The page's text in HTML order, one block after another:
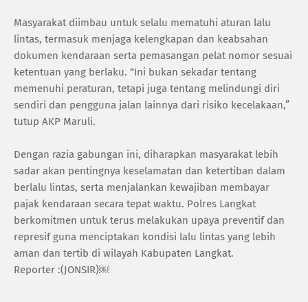
Masyarakat diimbau untuk selalu mematuhi aturan lalu
lintas, termasuk menjaga kelengkapan dan keabsahan
dokumen kendaraan serta pemasangan pelat nomor sesuai
ketentuan yang berlaku. “Ini bukan sekadar tentang
memenuhi peraturan, tetapi juga tentang melindungi diri
sendiri dan pengguna jalan lainnya dari risiko kecelakaan,”
tutup AKP Maruli.
Dengan razia gabungan ini, diharapkan masyarakat lebih
sadar akan pentingnya keselamatan dan ketertiban dalam
berlalu lintas, serta menjalankan kewajiban membayar
pajak kendaraan secara tepat waktu. Polres Langkat
berkomitmen untuk terus melakukan upaya preventif dan
represif guna menciptakan kondisi lalu lintas yang lebih
aman dan tertib di wilayah Kabupaten Langkat.
Reporter :(JONSIR)￼